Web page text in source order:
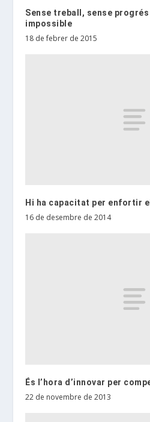
Sense treball, sense
impossible
18 de febrer de 2015
Hi ha capacitat per enfortir
16 de desembre de 2014
És l’hora d’innovar per
22 de novembre de 2013